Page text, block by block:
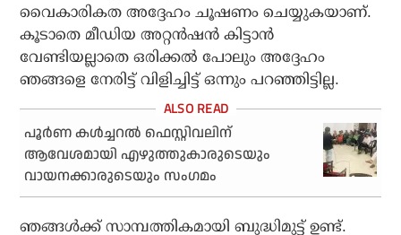
വൈകാരികത അദ്ദേഹം ചൂഷണം ചെയ്യുകയാണ്.
കൂടാതെ മീഡിയ അറ്റന്‍ഷന്‍ കിട്ടാന്‍
വേണ്ടിയല്ലാതെ ഒരിക്കല്‍ പോലും അദ്ദേഹം
ഞങ്ങളെ നേരിട്ട് വിളിച്ചിട്ട് ഒന്നും പറഞ്ഞിട്ടില്ല.
പൂര്‍ണ കള്‍ച്ചറല്‍ ഫെസ്റ്റിവലിന്
ആവേശമായി എഴുത്തുകാരുടെയും
വായനക്കാരുടെയും സംഗമം
ഞങ്ങള്‍ക്ക് സാമ്പത്തികമായി ബുദ്ധിമുട്ട്‌ ഉണ്ട്.